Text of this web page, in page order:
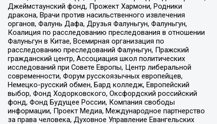
Джеймстаунский фонд, Прожект Хармони, Родники
дракона, Врачи против насильственного извлечения
органов, Фалунь Дафа, Друзья Фалуньгун, Фалуньгун,
Коалиция по расследованию преследования в отношении
Фалуньгун в Китае, Всемирная организация по
расследованию преследований Фалуньгун, Пражский
гражданский центр, Ассоциация школ политических
исследований при Совете Европы, Центр либеральной
современности, Форум русскоязычных европейцев,
Немецко-русский обмен, Бард колледж, Европейский
выбор, Фонд Ходорковского, Оксфордский российский
фонд, Фонд Будущее России, Компания свободы
информации, Проект Медиа, Международное партнерство
за права человека, Духовное Управление Евангельских